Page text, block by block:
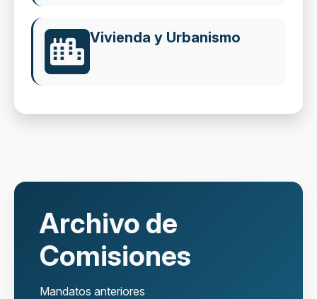
Vivienda y Urbanismo
Archivo de
Comisiones
Mandatos anteriores